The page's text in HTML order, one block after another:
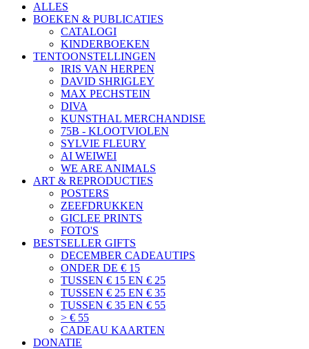
ALLES
BOEKEN & PUBLICATIES
CATALOGI
KINDERBOEKEN
TENTOONSTELLINGEN
IRIS VAN HERPEN
DAVID SHRIGLEY
MAX PECHSTEIN
DIVA
KUNSTHAL MERCHANDISE
75B - KLOOTVIOLEN
SYLVIE FLEURY
AI WEIWEI
WE ARE ANIMALS
ART & REPRODUCTIES
POSTERS
ZEEFDRUKKEN
GICLEE PRINTS
FOTO'S
BESTSELLER GIFTS
DECEMBER CADEAUTIPS
ONDER DE € 15
TUSSEN € 15 EN € 25
TUSSEN € 25 EN € 35
TUSSEN € 35 EN € 55
> € 55
CADEAU KAARTEN
DONATIE